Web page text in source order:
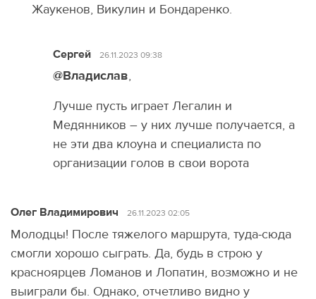
Жаукенов, Викулин и Бондаренко.
Сергей 26.11.2023 09:38
@Владислав,
Лучше пусть играет Легалин и
Медянников – у них лучше получается, а
не эти два клоуна и специалиста по
организации голов в свои ворота
Олег Владимирович 26.11.2023 02:05
Молодцы! После тяжелого маршрута, туда-сюда
смогли хорошо сыграть. Да, будь в строю у
красноярцев Ломанов и Лопатин, возможно и не
выиграли бы. Однако, отчетливо видно у